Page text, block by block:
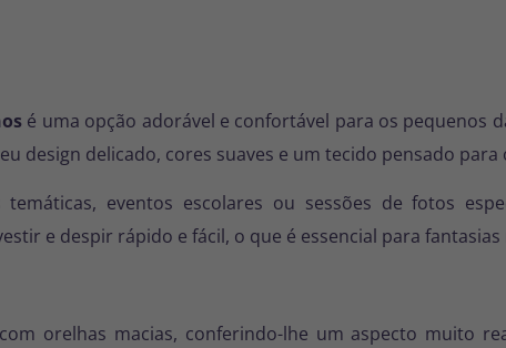
é uma opção adorável e confortável para os pequenos
design delicado, cores suaves e um tecido pensado
eventos escolares ou sessões de fotos
e despir rápido e fácil, o que é essencial para fantasias
orelhas macias, conferindo-lhe um aspecto muito